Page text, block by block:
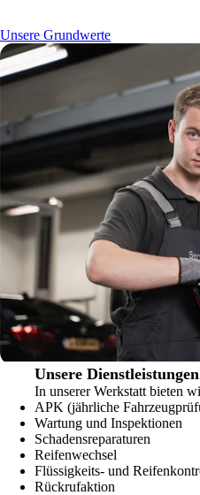
Unsere Grundwerte
Unsere
In unserer Werkstatt bieten
APK (jährliche
Wartung und Inspektionen
Schadensreparaturen
Reifenwechsel
Flüssigkeits- und
Rückrufaktion